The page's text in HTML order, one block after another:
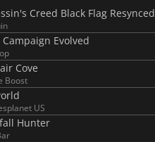
Creed Black Flag Resynced
Campaign Evolved
Cove
Boost
US
Hunter